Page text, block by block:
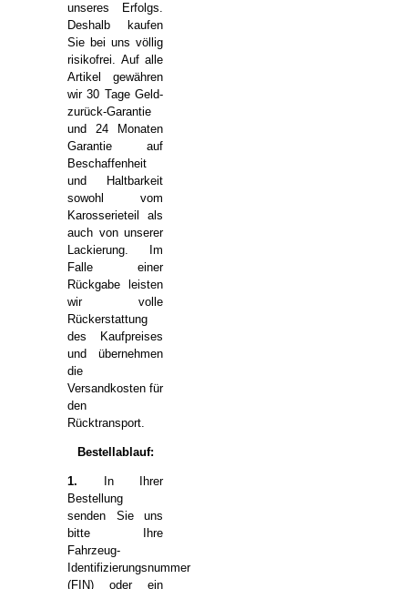
unseres Erfolgs.
Deshalb kaufen
Sie bei uns völlig
risikofrei. Auf alle
Artikel gewähren
wir 30 Tage Geld-
zurück-Garantie
und 24 Monaten
Garantie auf
Beschaffenheit
und Haltbarkeit
sowohl vom
Karosserieteil als
auch von unserer
Lackierung. Im
Falle einer
Rückgabe leisten
wir volle
Rückerstattung
des Kaufpreises
und übernehmen
die
Versandkosten für
den
Rücktransport.
Bestellablauf:
1. In Ihrer
Bestellung
senden Sie uns
bitte Ihre
Fahrzeug-
Identifizierungsnummer
(FIN) oder ein